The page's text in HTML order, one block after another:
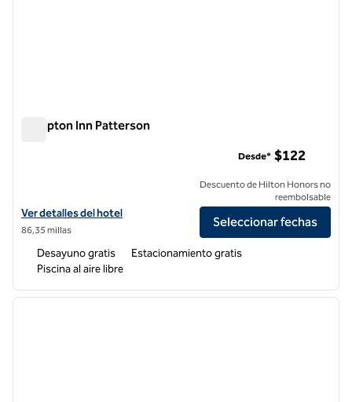
Hampton Inn Patterson
Ver detalles del hotel Hampton Inn Patterson
Ver detalles del hotel
86,35 millas
Desde* $122
Descuento de Hilton Honors no
reembolsable
Seleccionar fechas
Desayuno gratis
Estacionamiento gratis
Piscina al aire libre
1 de 12